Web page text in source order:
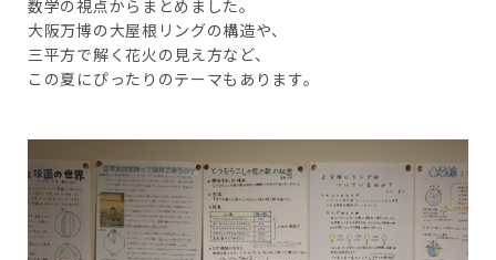
数学の視点からまとめました。
大阪万博の大屋根リングの構造や、
三平方で解く花火の見え方など、
この夏にぴったりのテーマもあります。